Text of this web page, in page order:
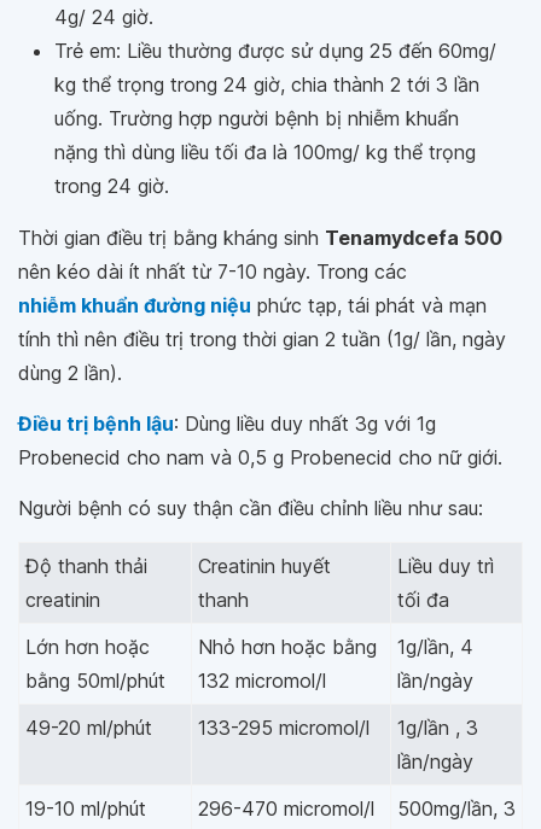
4g/ 24 giờ.
Trẻ em: Liều thường được sử dụng 25 đến 60mg/
kg thể trọng trong 24 giờ, chia thành 2 tới 3 lần
uống. Trường hợp người bệnh bị nhiễm khuẩn
nặng thì dùng liều tối đa là 100mg/ kg thể trọng
trong 24 giờ.
Thời gian điều trị bằng kháng sinh Tenamydcefa 500
nên kéo dài ít nhất từ 7-10 ngày. Trong các
nhiễm khuẩn đường niệu phức tạp, tái phát và mạn
tính thì nên điều trị trong thời gian 2 tuần (1g/ lần, ngày
dùng 2 lần).
Điều trị bệnh lậu: Dùng liều duy nhất 3g với 1g
Probenecid cho nam và 0,5 g Probenecid cho nữ giới.
Người bệnh có suy thận cần điều chỉnh liều như sau:
Độ thanh thải
creatinin
Creatinin huyết
thanh
Liều duy trì
tối đa
Lớn hơn hoặc
bằng 50ml/phút
Nhỏ hơn hoặc bằng
132 micromol/l
1g/lần, 4
lần/ngày
49-20 ml/phút
133-295 micromol/l
1g/lần , 3
lần/ngày
19-10 ml/phút
296-470 micromol/l
500mg/lần, 3